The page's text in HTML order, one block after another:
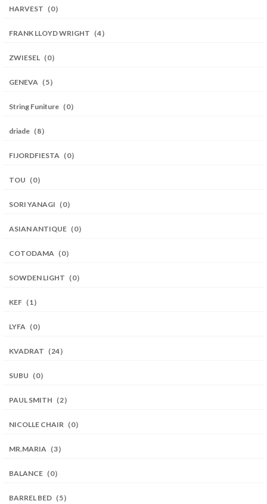
HARVEST（0）
FRANK LLOYD WRIGHT（4）
ZWIESEL（0）
GENEVA（5）
String Funiture（0）
driade（8）
FIJORDFIESTA（0）
TOU（0）
SORI YANAGI（0）
ASIAN ANTIQUE（0）
COTODAMA（0）
SOWDEN LIGHT（0）
KEF（1）
LYFA（0）
KVADRAT（24）
SUBU（0）
PAUL SMITH（2）
NICOLLE CHAIR（0）
MR.MARIA（3）
BALANCE（0）
BARREL BED（5）